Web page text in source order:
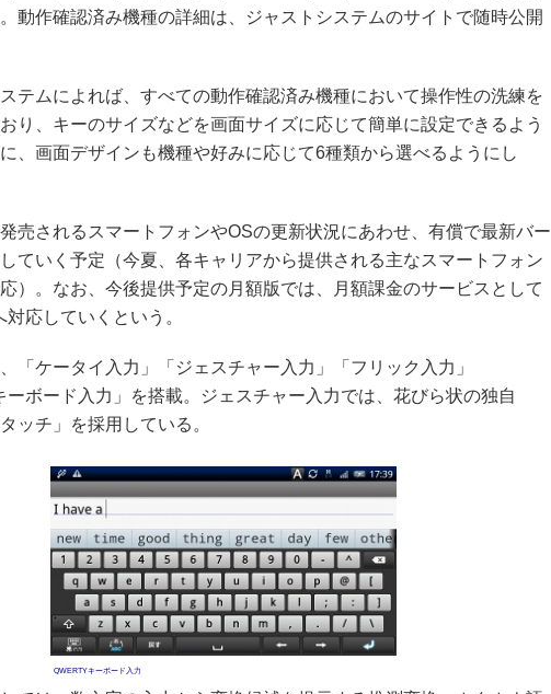
動作確認済み機種の詳細は、ジャストシステムのサイトで随時公開
テムによれば、すべての動作確認済み機種において操作性の洗練を
り、キーのサイズなどを画面サイズに応じて簡単に設定できるよう
、画面デザインも機種や好みに応じて6種類から選べるようにし
売されるスマートフォンやOSの更新状況にあわせ、有償で最新バー
ていく予定（今夏、各キャリアから提供される主なスマートフォン
）。なお、今後提供予定の月額版では、月額課金のサービスとして
応していくという。
「ケータイ入力」「ジェスチャー入力」「フリック入力」
ーボード入力」を搭載。ジェスチャー入力では、花びら状の独自
ッチ」を採用している。
QWERTYキーボード入力